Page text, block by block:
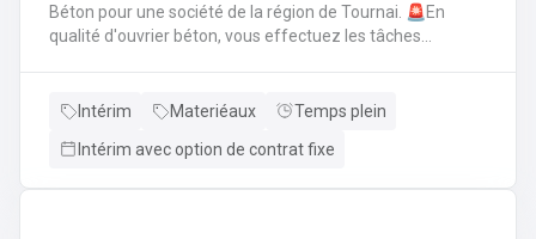
Béton pour une société de la région de Tournai. 🚨En
qualité d'ouvrier béton, vous effectuez les tâches
béton selon la fiche technique de fabrication.Décoffrage
tables de coffrages ainsi que des outils et de l'atelier.
Intérim Materiéaux
Temps plein
Intérim avec option de contrat fixe